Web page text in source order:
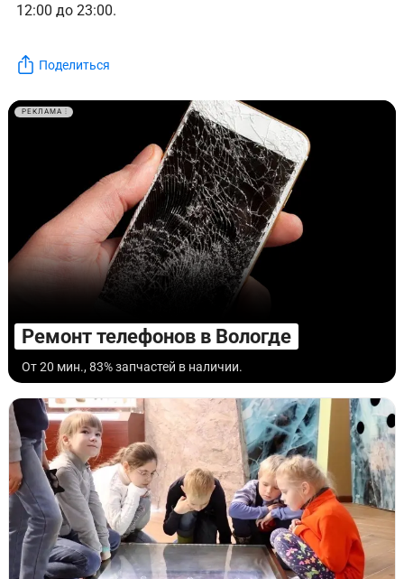
12:00 до 23:00.
Поделиться
РЕКЛАМА
Ремонт телефонов в Вологде
От 20 мин., 83% запчастей в наличии.